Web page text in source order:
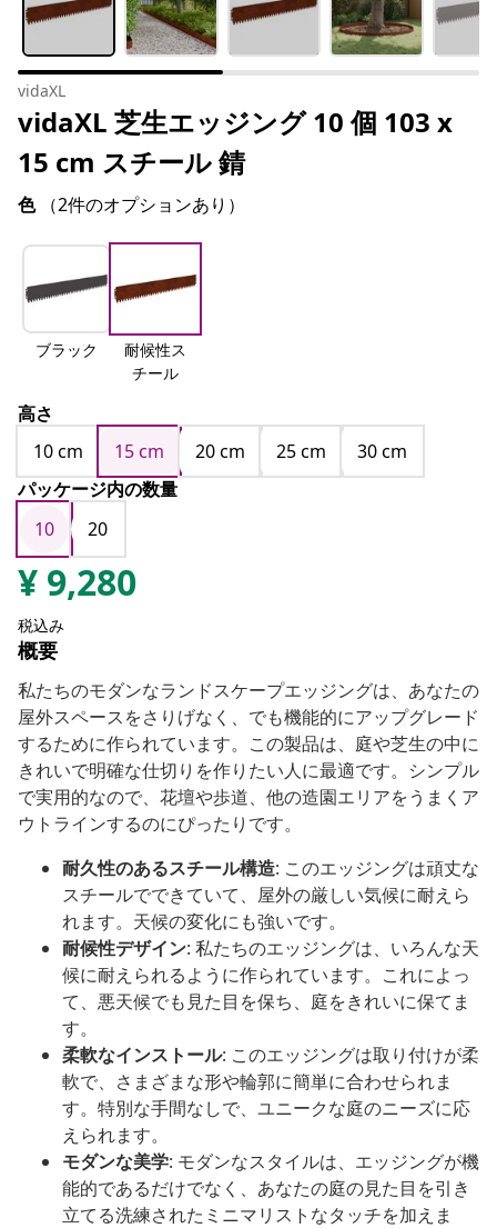
vidaXL
vidaXL 芝生エッジング 10 個 103 x
15 cm スチール 錆
色 （2件のオプションあり）
ブラック
耐候性ス
チール
高さ
10 cm
15 cm 20 cm 25 cm
30 cm
パッケージ内の数量
10
20
¥ 9,280
税込み
概要
私たちのモダンなランドスケープエッジングは、あなたの
屋外スペースをさりげなく、でも機能的にアップグレード
するために作られています。この製品は、庭や芝生の中に
きれいで明確な仕切りを作りたい人に最適です。シンプル
で実用的なので、花壇や歩道、他の造園エリアをうまくア
ウトラインするのにぴったりです。
耐久性のあるスチール構造: このエッジングは頑丈な
スチールでできていて、屋外の厳しい気候に耐えら
れます。天候の変化にも強いです。
耐候性デザイン: 私たちのエッジングは、いろんな天
候に耐えられるように作られています。これによっ
て、悪天候でも見た目を保ち、庭をきれいに保てま
す。
柔軟なインストール: このエッジングは取り付けが柔
軟で、さまざまな形や輪郭に簡単に合わせられま
す。特別な手間なしで、ユニークな庭のニーズに応
えられます。
モダンな美学: モダンなスタイルは、エッジングが機
能的であるだけでなく、あなたの庭の見た目を引き
立てる洗練されたミニマリストなタッチを加えま